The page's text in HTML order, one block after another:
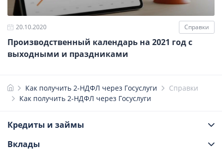
20.10.2020 Справки
Производственный календарь на 2021 год с
выходными и праздниками
Как получить 2-НДФЛ через Госуслуги
Справки
Как получить 2-НДФЛ через Госуслуги
Кредиты и займы
Вклады